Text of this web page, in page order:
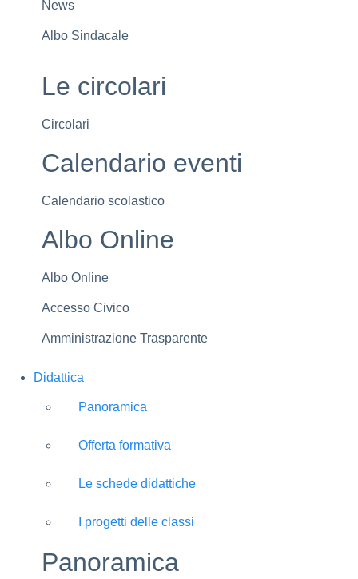
News
Albo Sindacale
Le circolari
Circolari
Calendario eventi
Calendario scolastico
Albo Online
Albo Online
Accesso Civico
Amministrazione Trasparente
Didattica
Panoramica
Offerta formativa
Le schede didattiche
I progetti delle classi
Panoramica